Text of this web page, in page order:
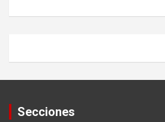
Secciones